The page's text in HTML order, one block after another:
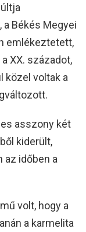
a Békés Megyei
emlékeztetett,
XX. századot,
közel voltak a
asszony két
kiderült,
az időben a
volt, hogy a
a karmelita